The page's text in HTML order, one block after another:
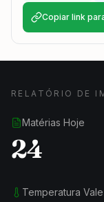
Copiar link
RELATÓRIO DE
Matérias Hoje
24
Temperatura Vale